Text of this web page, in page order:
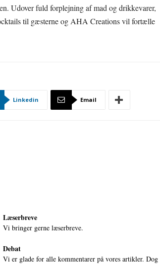
Udover fuld forplejning af mad og drikkevarer,
til gæsterne og AHA Creations vil fortælle
Linkedin Email
Læserbreve
Vi bringer gerne læserbreve.
Debat
Vi er glade for alle kommentarer på vores artikler. Dog